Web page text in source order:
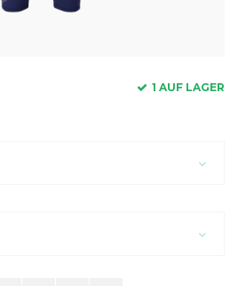
1 AUF LAGER